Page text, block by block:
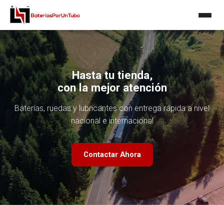
Hasta tu tienda,
con la mejor atención
Baterías, ruedas y lubricantes con entrega rápida a nivel
nacional e internacional
Contactar Ahora